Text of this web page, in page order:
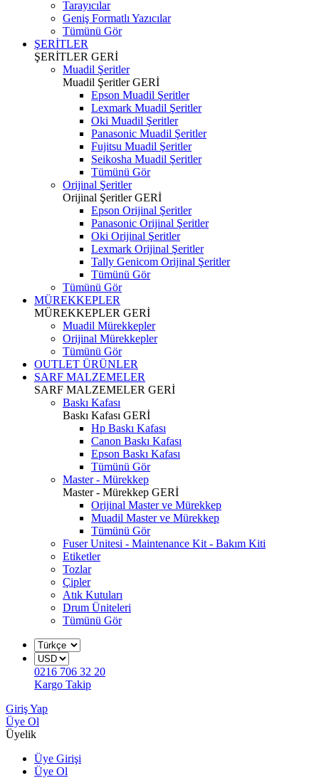
Tarayıcılar
Geniş Formatlı Yazıcılar
Tümünü Gör
ŞERİTLER
ŞERİTLER GERİ
Muadil Şeritler
Muadil ŞeritlerGERİ
Epson Muadil Şeritler
Lexmark Muadil Şeritler
Oki Muadil Şeritler
Panasonic Muadil Şeritler
Fujitsu Muadil Şeritler
Seikosha Muadil Şeritler
Tümünü Gör
Orijinal Şeritler
Orijinal ŞeritlerGERİ
Epson Orijinal Şeritler
Panasonic Orijinal Şeritler
Oki Orijinal Şeritler
Lexmark Orijinal Şeritler
Tally Genicom Orijinal Şeritler
Tümünü Gör
Tümünü Gör
MÜREKKEPLER
MÜREKKEPLER GERİ
Muadil Mürekkepler
Orijinal Mürekkepler
Tümünü Gör
OUTLET ÜRÜNLER
SARF MALZEMELER
SARF MALZEMELER GERİ
Baskı Kafası
Baskı Kafası GERİ
Hp Baskı Kafası
Canon Baskı Kafası
Epson Baskı Kafası
Tümünü Gör
Master - Mürekkep
Master - Mürekkep GERİ
Orijinal Master ve Mürekkep
Muadil Master ve Mürekkep
Tümünü Gör
Fuser Unitesi - Maintenance Kit - Bakım Kiti
Etiketler
Tozlar
Çipler
Atık Kutuları
Drum Üniteleri
Tümünü Gör
0216 706 32 20
Kargo Takip
Giriş Yap
Üye Ol
Üyelik
Üye Girişi
Üye Ol